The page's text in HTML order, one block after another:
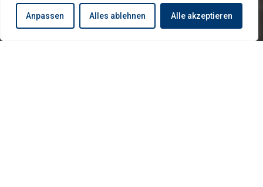
Anpassen Alles ablehnen Alle akzeptieren